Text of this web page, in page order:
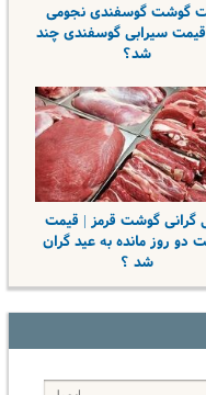
گوشت گوسفندی نجومی
سیرابی گوسفندی چند
شد؟
گرانی گوشت قرمز | قیمت
دو روز مانده به عید گران
شد ؟